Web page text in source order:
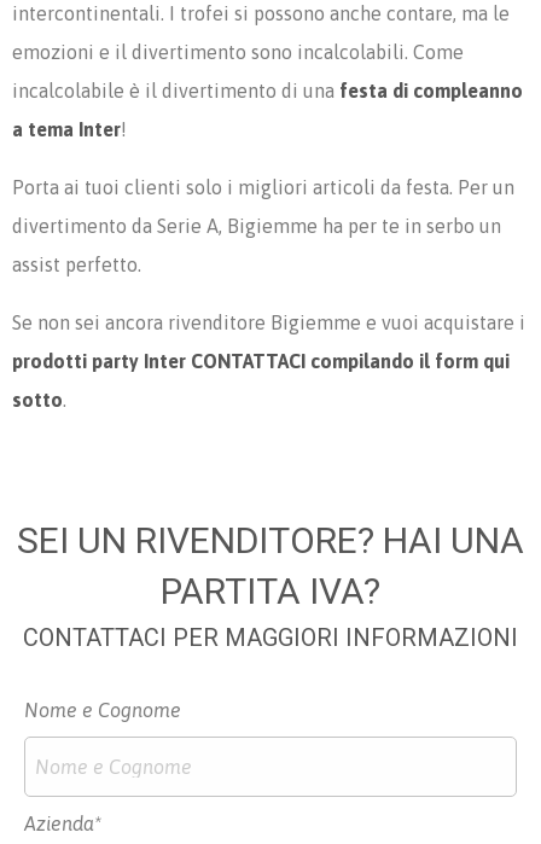
intercontinentali. I trofei si possono anche contare, ma le
emozioni e il divertimento sono incalcolabili. Come
incalcolabile è il divertimento di una festa di compleanno
a tema Inter!
Porta ai tuoi clienti solo i migliori articoli da festa. Per un
divertimento da Serie A, Bigiemme ha per te in serbo un
assist perfetto.
Se non sei ancora rivenditore Bigiemme e vuoi acquistare i
prodotti party Inter CONTATTACI compilando il form qui
sotto.
SEI UN RIVENDITORE? HAI UNA
PARTITA IVA?
CONTATTACI PER MAGGIORI INFORMAZIONI
Nome e Cognome
Azienda*